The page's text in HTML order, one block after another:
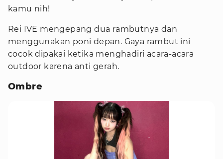
kamu nih!
Rei IVE mengepang dua rambutnya dan
menggunakan poni depan. Gaya rambut ini
cocok dipakai ketika menghadiri acara-acara
outdoor karena anti gerah.
Ombre